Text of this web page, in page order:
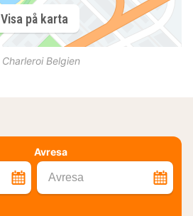
Visa på karta
Charleroi Belgien
Avresa
Avresa